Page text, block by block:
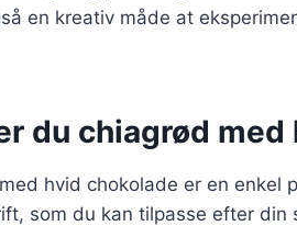
en kreativ måde at
du chiagrød
hvid chokolade er en
som du kan tilpasse efter din